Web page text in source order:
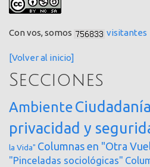
Con vos, somos visitantes
[Volver al inicio]
Secciones
Ambiente
privacidad y
la Vida" Columnas en "Otra
"Pinceladas sociológicas"